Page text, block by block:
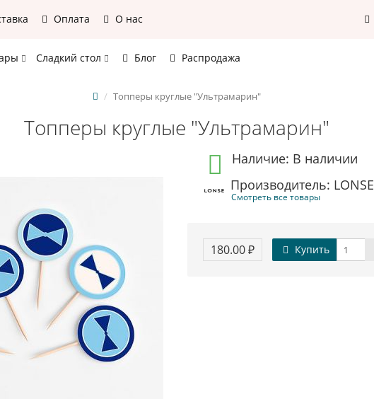
Оплата О нас
Сладкий стол Блог Распродажа
Топперы круглые "Ультрамарин"
Топперы круглые "Ультрамарин"
Наличие: В наличии
Производитель: LONSE
Смотреть все товары
180.00 ₽ Купить